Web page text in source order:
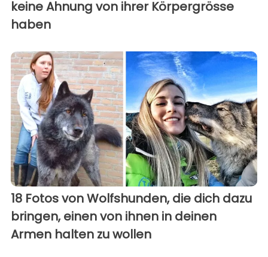
keine Ahnung von ihrer Körpergrösse
haben
18 Fotos von Wolfshunden, die dich dazu
bringen, einen von ihnen in deinen
Armen halten zu wollen